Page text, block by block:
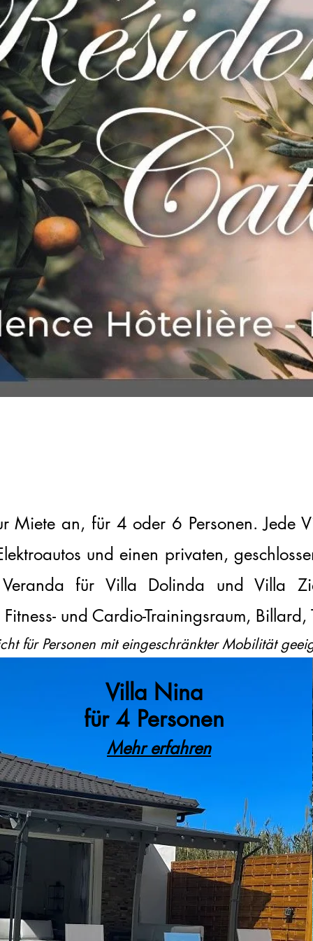
an, für 4 oder 6 Personen. Jede
und einen privaten,
Veranda für Villa Dolinda und Villa
und Cardio-Trainingsraum,
für Personen mit eingeschränkter Mobilität
Villa Nina
für 4 Personen
Mehr erfahren